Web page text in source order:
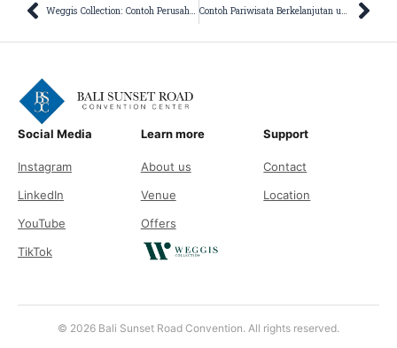
Prev
Social Media
Instagram
LinkedIn
YouTube
TikTok
Learn more
About us
Venue
Offers
Support
Contact
Location
© 2026 Bali Sunset Road Convention. All rights reserved.